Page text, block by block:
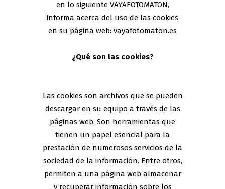
en lo siguiente VAYAFOTOMATON,
informa acerca del uso de las cookies
en su página web: vayafotomaton.es
¿Qué son las cookies?
Las cookies son archivos que se pueden
descargar en su equipo a través de las
páginas web. Son herramientas que
tienen un papel esencial para la
prestación de numerosos servicios de la
sociedad de la información. Entre otros,
permiten a una página web almacenar
y recuperar información sobre los